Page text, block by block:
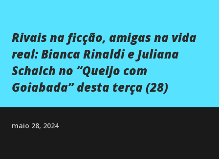
Rivais na ficção, amigas na vida
real: Bianca Rinaldi e Juliana
Schalch no “Queijo com
Goiabada” desta terça (28)
maio 28, 2024